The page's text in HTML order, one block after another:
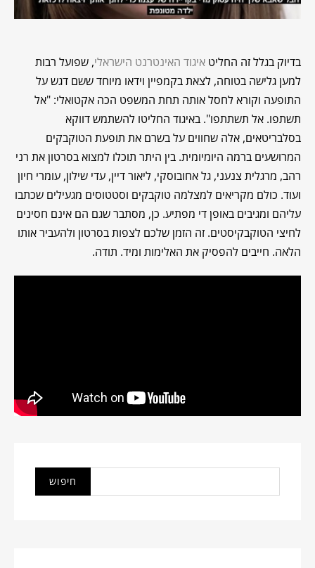
בדיוק בגלל זה החליט איגוד האינטרנט הישראלי, שפועל רבות
למען גלישה בטוחה, לצאת בקמפיין וידאו מיוחד ששם דגש על
התופעה וקורא לחסל אותה תחת המשפט הכה אקטואלי: "אל
תשתפו. אל תשתתפו". באיגוד החליטו להשתמש דווקא
בסלבריטאים, אלה שחווים על בשרם את תופעת הטוקבקים
המרושעים ברמה היומיומית. בין היתר תוכלו למצוא בסרטון את רני
רהב, מרגלית צנעני, גל אחובוסקי, ליאור דיין, עדי שילון, עומרי חיון
ועוד. כולם מקריאים למצלמה טוקבקים וסטטוסים מגעילים שכתבו
עליהם ומגיבים באופן די מפתיע. כן, מסתבר שגם הם אינם חסינים
לחיצי הטוקבקיסטים. זה הזמן שלכם לצפות בסרטון ולהעביר אותו
הלאה. חייבים להפסיק את האלימות ומיד. תודה.